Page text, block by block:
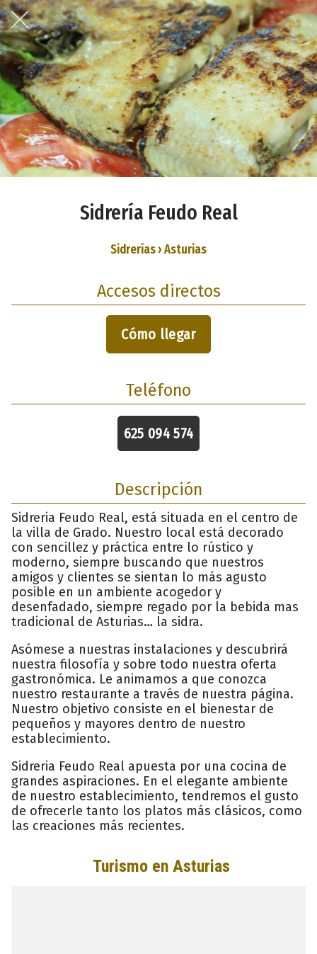
Sidrería Feudo Real
Sidrerías › Asturias
Accesos directos
Cómo llegar
Teléfono
625 094 574
Descripción
Sidreria Feudo Real, está situada en el centro de
la villa de Grado. Nuestro local está decorado
con sencillez y práctica entre lo rústico y
moderno, siempre buscando que nuestros
amigos y clientes se sientan lo más agusto
posible en un ambiente acogedor y
desenfadado, siempre regado por la bebida mas
tradicional de Asturias… la sidra.
Asómese a nuestras instalaciones y descubrirá
nuestra filosofía y sobre todo nuestra oferta
gastronómica. Le animamos a que conozca
nuestro restaurante a través de nuestra página.
Nuestro objetivo consiste en el bienestar de
pequeños y mayores dentro de nuestro
establecimiento.
Sidreria Feudo Real apuesta por una cocina de
grandes aspiraciones. En el elegante ambiente
de nuestro establecimiento, tendremos el gusto
de ofrecerle tanto los platos más clásicos, como
las creaciones más recientes.